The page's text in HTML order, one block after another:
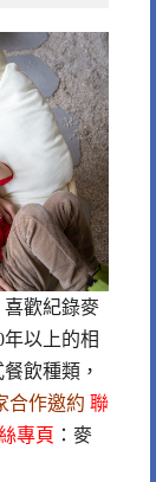
歡紀錄麥
以上的相
飲種類，
合作邀約 聯
專頁 ： 麥